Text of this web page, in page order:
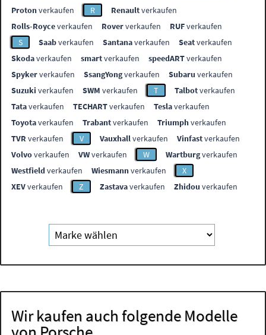
Protonverkaufen R Renaultverkaufen
Rolls-Royceverkaufen Roververkaufen RUFverkaufen
S
Saabverkaufen Santanaverkaufen Seatverkaufen
Skodaverkaufen smartverkaufen speedARTverkaufen
Spykerverkaufen SsangYongverkaufen Subaru verkaufen
Suzuki verkaufen SWM verkaufen T Talbotverkaufen
Tataverkaufen TECHARTverkaufen Teslaverkaufen
Toyotaverkaufen Trabantverkaufen Triumphverkaufen
TVR verkaufen V Vauxhallverkaufen Vinfastverkaufen
Volvoverkaufen VWverkaufen W Wartburgverkaufen
Westfieldverkaufen Wiesmannverkaufen
X
XEVverkaufen Z Zastavaverkaufen Zhidou verkaufen
Wir kaufen auch folgende Modelle